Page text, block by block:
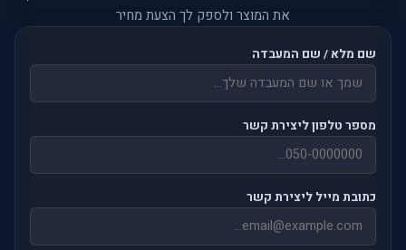
את המוצר ולספק לך הצעת מחיר
שם מלא / שם המעבדה
מספר טלפון ליצירת קשר
כתובת מייל ליצירת קשר